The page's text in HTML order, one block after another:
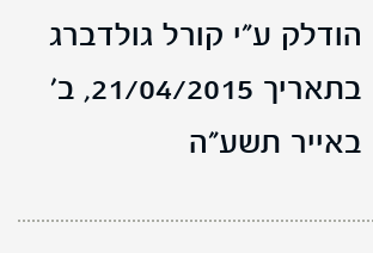
הודלק ע"י קורל גולדברג
בתאריך 21/04/2015,
ב'
באייר תשע"ה